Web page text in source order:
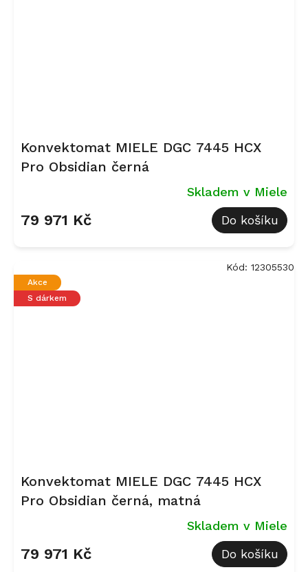
Konvektomat MIELE DGC 7445 HCX
Pro Obsidian černá
Skladem v Miele
79 971 Kč Do košíku
Akce
S dárkem
Konvektomat MIELE DGC 7445 HCX
Pro Obsidian černá, matná
Skladem v Miele
79 971 Kč Do košíku
Kód: 12305530